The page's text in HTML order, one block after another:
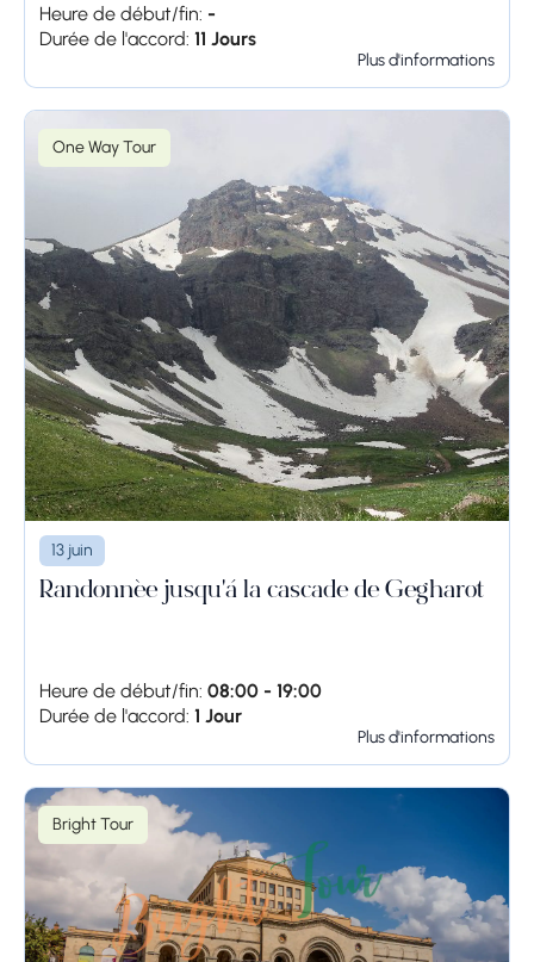
Heure de début/fin: -
Durée de l'accord: 11 Jours
Plus d'informations
One Way Tour
13 juin
Randonnée jusqu'à la cascade de Gegharot
Heure de début/fin: 08:00 - 19:00
Durée de l'accord: 1 Jour
Plus d'informations
Bright Tour